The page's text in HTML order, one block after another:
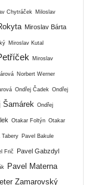
Chytráček Miloslav
Miroslav Bárta
Miroslav Kutal
Miroslav
Norbert Werner
Ondřej Čadek Ondřej
Šamárek Ondřej
Otakar Foltýn Otakar
Tabery Pavel Bakule
Frič Pavel Gabzdyl
Pavel Materna
Zamarovský